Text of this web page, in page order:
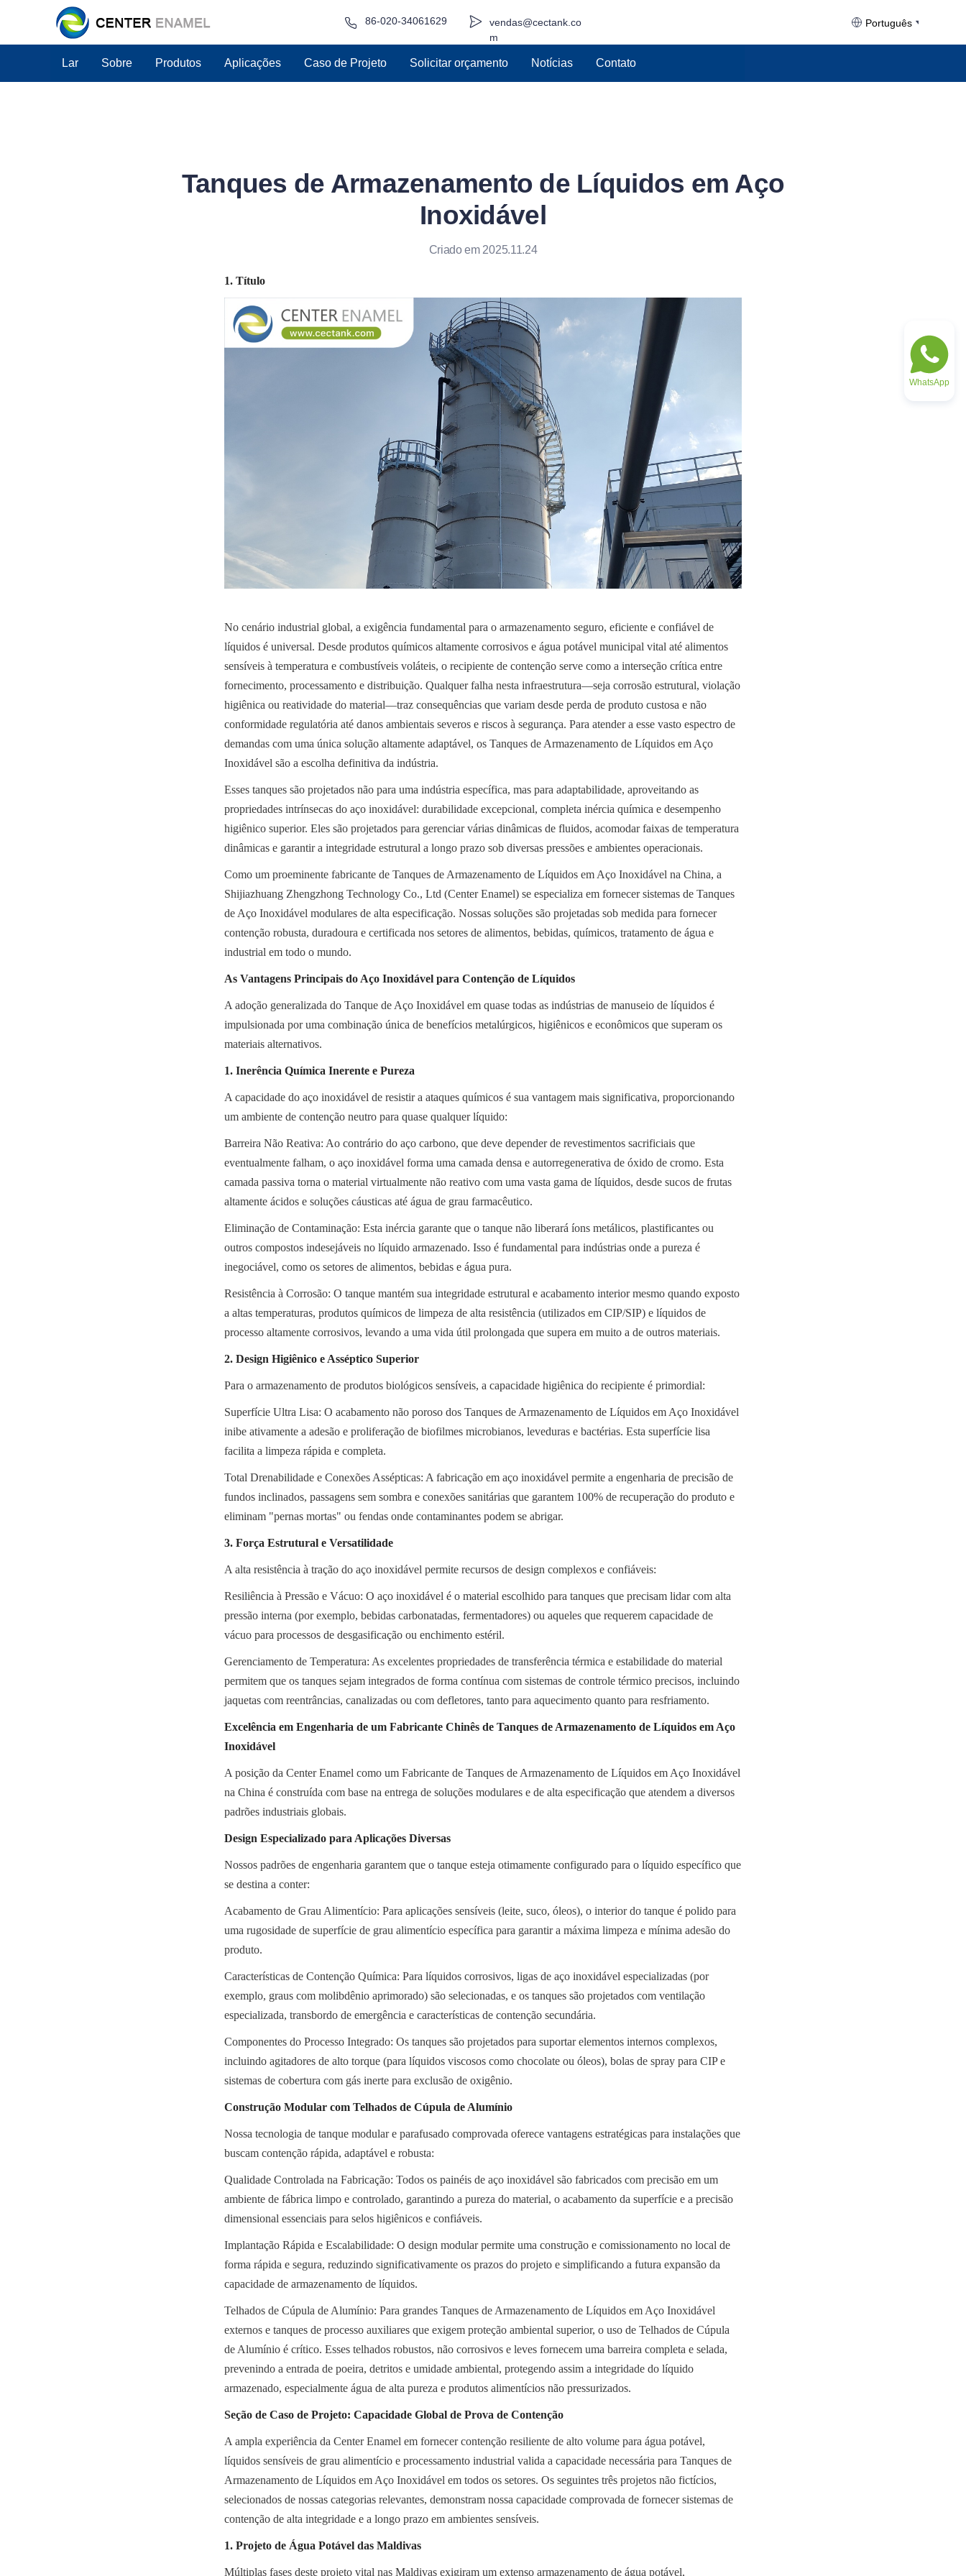
vendas@cectank.co
m
86-020-34061629 Português
Lar Sobre Produtos Aplicações Caso de Projeto Solicitar orçamento Notícias Contato
Tanques de Armazenamento de Líquidos em Aço
Inoxidável
Criado em 2025.11.24
1. Título
No cenário industrial global, a exigência fundamental para o armazenamento seguro, eficiente e confiável de
líquidos é universal. Desde produtos químicos altamente corrosivos e água potável municipal vital até alimentos
sensíveis à temperatura e combustíveis voláteis, o recipiente de contenção serve como a interseção crítica entre
fornecimento, processamento e distribuição. Qualquer falha nesta infraestrutura—seja corrosão estrutural, violação
higiênica ou reatividade do material—traz consequências que variam desde perda de produto custosa e não
conformidade regulatória até danos ambientais severos e riscos à segurança. Para atender a esse vasto espectro de
demandas com uma única solução altamente adaptável, os Tanques de Armazenamento de Líquidos em Aço
Inoxidável são a escolha definitiva da indústria.
Esses tanques são projetados não para uma indústria específica, mas para adaptabilidade, aproveitando as
propriedades intrínsecas do aço inoxidável: durabilidade excepcional, completa inércia química e desempenho
higiênico superior. Eles são projetados para gerenciar várias dinâmicas de fluidos, acomodar faixas de temperatura
dinâmicas e garantir a integridade estrutural a longo prazo sob diversas pressões e ambientes operacionais.
Como um proeminente fabricante de Tanques de Armazenamento de Líquidos em Aço Inoxidável na China, a
Shijiazhuang Zhengzhong Technology Co., Ltd (Center Enamel) se especializa em fornecer sistemas de Tanques
de Aço Inoxidável modulares de alta especificação. Nossas soluções são projetadas sob medida para fornecer
contenção robusta, duradoura e certificada nos setores de alimentos, bebidas, químicos, tratamento de água e
industrial em todo o mundo.
As Vantagens Principais do Aço Inoxidável para Contenção de Líquidos
A adoção generalizada do Tanque de Aço Inoxidável em quase todas as indústrias de manuseio de líquidos é
impulsionada por uma combinação única de benefícios metalúrgicos, higiênicos e econômicos que superam os
materiais alternativos.
1. Inerência Química Inerente e Pureza
A capacidade do aço inoxidável de resistir a ataques químicos é sua vantagem mais significativa, proporcionando
um ambiente de contenção neutro para quase qualquer líquido:
Barreira Não Reativa: Ao contrário do aço carbono, que deve depender de revestimentos sacrificiais que
eventualmente falham, o aço inoxidável forma uma camada densa e autorregenerativa de óxido de cromo. Esta
camada passiva torna o material virtualmente não reativo com uma vasta gama de líquidos, desde sucos de frutas
altamente ácidos e soluções cáusticas até água de grau farmacêutico.
Eliminação de Contaminação: Esta inércia garante que o tanque não liberará íons metálicos, plastificantes ou
outros compostos indesejáveis no líquido armazenado. Isso é fundamental para indústrias onde a pureza é
inegociável, como os setores de alimentos, bebidas e água pura.
Resistência à Corrosão: O tanque mantém sua integridade estrutural e acabamento interior mesmo quando exposto
a altas temperaturas, produtos químicos de limpeza de alta resistência (utilizados em CIP/SIP) e líquidos de
processo altamente corrosivos, levando a uma vida útil prolongada que supera em muito a de outros materiais.
2. Design Higiênico e Asséptico Superior
Para o armazenamento de produtos biológicos sensíveis, a capacidade higiênica do recipiente é primordial:
Superfície Ultra Lisa: O acabamento não poroso dos Tanques de Armazenamento de Líquidos em Aço Inoxidável
inibe ativamente a adesão e proliferação de biofilmes microbianos, leveduras e bactérias. Esta superfície lisa
facilita a limpeza rápida e completa.
Total Drenabilidade e Conexões Assépticas: A fabricação em aço inoxidável permite a engenharia de precisão de
fundos inclinados, passagens sem sombra e conexões sanitárias que garantem 100% de recuperação do produto e
eliminam "pernas mortas" ou fendas onde contaminantes podem se abrigar.
3. Força Estrutural e Versatilidade
A alta resistência à tração do aço inoxidável permite recursos de design complexos e confiáveis:
Resiliência à Pressão e Vácuo: O aço inoxidável é o material escolhido para tanques que precisam lidar com alta
pressão interna (por exemplo, bebidas carbonatadas, fermentadores) ou aqueles que requerem capacidade de
vácuo para processos de desgasificação ou enchimento estéril.
Gerenciamento de Temperatura: As excelentes propriedades de transferência térmica e estabilidade do material
permitem que os tanques sejam integrados de forma contínua com sistemas de controle térmico precisos, incluindo
jaquetas com reentrâncias, canalizadas ou com defletores, tanto para aquecimento quanto para resfriamento.
Excelência em Engenharia de um Fabricante Chinês de Tanques de Armazenamento de Líquidos em Aço
Inoxidável
A posição da Center Enamel como um Fabricante de Tanques de Armazenamento de Líquidos em Aço Inoxidável
na China é construída com base na entrega de soluções modulares e de alta especificação que atendem a diversos
padrões industriais globais.
Design Especializado para Aplicações Diversas
Nossos padrões de engenharia garantem que o tanque esteja otimamente configurado para o líquido específico que
se destina a conter:
Acabamento de Grau Alimentício: Para aplicações sensíveis (leite, suco, óleos), o interior do tanque é polido para
uma rugosidade de superfície de grau alimentício específica para garantir a máxima limpeza e mínima adesão do
produto.
Características de Contenção Química: Para líquidos corrosivos, ligas de aço inoxidável especializadas (por
exemplo, graus com molibdênio aprimorado) são selecionadas, e os tanques são projetados com ventilação
especializada, transbordo de emergência e características de contenção secundária.
Componentes do Processo Integrado: Os tanques são projetados para suportar elementos internos complexos,
incluindo agitadores de alto torque (para líquidos viscosos como chocolate ou óleos), bolas de spray para CIP e
sistemas de cobertura com gás inerte para exclusão de oxigênio.
Construção Modular com Telhados de Cúpula de Alumínio
Nossa tecnologia de tanque modular e parafusado comprovada oferece vantagens estratégicas para instalações que
buscam contenção rápida, adaptável e robusta:
Qualidade Controlada na Fabricação: Todos os painéis de aço inoxidável são fabricados com precisão em um
ambiente de fábrica limpo e controlado, garantindo a pureza do material, o acabamento da superfície e a precisão
dimensional essenciais para selos higiênicos e confiáveis.
Implantação Rápida e Escalabilidade: O design modular permite uma construção e comissionamento no local de
forma rápida e segura, reduzindo significativamente os prazos do projeto e simplificando a futura expansão da
capacidade de armazenamento de líquidos.
Telhados de Cúpula de Alumínio: Para grandes Tanques de Armazenamento de Líquidos em Aço Inoxidável
externos e tanques de processo auxiliares que exigem proteção ambiental superior, o uso de Telhados de Cúpula
de Alumínio é crítico. Esses telhados robustos, não corrosivos e leves fornecem uma barreira completa e selada,
prevenindo a entrada de poeira, detritos e umidade ambiental, protegendo assim a integridade do líquido
armazenado, especialmente água de alta pureza e produtos alimentícios não pressurizados.
Seção de Caso de Projeto: Capacidade Global de Prova de Contenção
A ampla experiência da Center Enamel em fornecer contenção resiliente de alto volume para água potável,
líquidos sensíveis de grau alimentício e processamento industrial valida a capacidade necessária para Tanques de
Armazenamento de Líquidos em Aço Inoxidável em todos os setores. Os seguintes três projetos não fictícios,
selecionados de nossas categorias relevantes, demonstram nossa capacidade comprovada de fornecer sistemas de
contenção de alta integridade e a longo prazo em ambientes sensíveis.
1. Projeto de Água Potável das Maldivas
Múltiplas fases deste projeto vital nas Maldivas exigiram um extenso armazenamento de água potável,
WhatsApp